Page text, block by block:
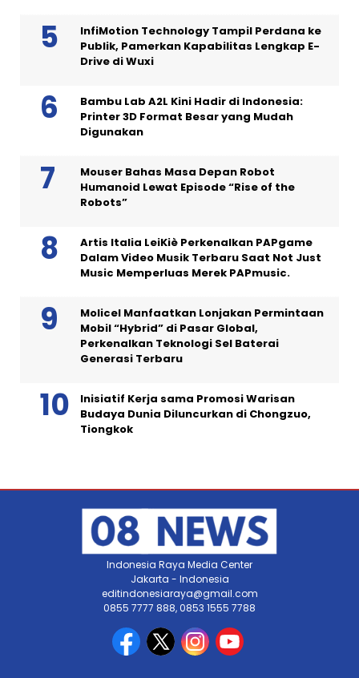
InfiMotion Technology Tampil Perdana ke
Publik, Pamerkan Kapabilitas Lengkap E-
Drive di Wuxi
Bambu Lab A2L Kini Hadir di Indonesia:
Printer 3D Format Besar yang Mudah
Digunakan
Mouser Bahas Masa Depan Robot
Humanoid Lewat Episode “Rise of the
Robots”
Artis Italia LeiKiè Perkenalkan PAPgame
Dalam Video Musik Terbaru Saat Not Just
Music Memperluas Merek PAPmusic.
Molicel Manfaatkan Lonjakan Permintaan
Mobil “Hybrid” di Pasar Global,
Perkenalkan Teknologi Sel Baterai
Generasi Terbaru
Inisiatif Kerja sama Promosi Warisan
Budaya Dunia Diluncurkan di Chongzuo,
Tiongkok
Indonesia Raya Media Center
Jakarta - Indonesia
editindonesiaraya@gmail.com
0855 7777 888, 0853 1555 7788